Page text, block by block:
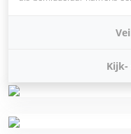
Kijk-